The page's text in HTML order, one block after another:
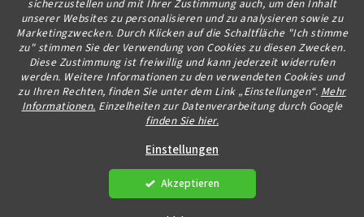
sicherzustellen und mit Ihrer Zustimmung auch, um den Inhalt
unserer Websites zu personalisieren und zu analysieren sowie zu
Marketingzwecken. Durch Klicken auf die Schaltfläche "Ich stimme
zu" stimmen Sie der Verwendung von Cookies zu diesen Zwecken.
Diese Zustimmung ist freiwillig und kann jederzeit widerrufen
werden. Weitere Informationen zu den verwendeten Cookies und
zu Ihren Rechten, finden Sie unter dem Link „Einstellungen“. Mehr
Informationen. Einzelheiten zur Datenverarbeitung durch Google
finden Sie hier.
Einstellungen
Akzeptieren
info@diagstore.de
+491706654834
Erstellt von Shoptet Premium
diagstore.de. Alle Rechte vorbehalten.
Einstellungen ändern